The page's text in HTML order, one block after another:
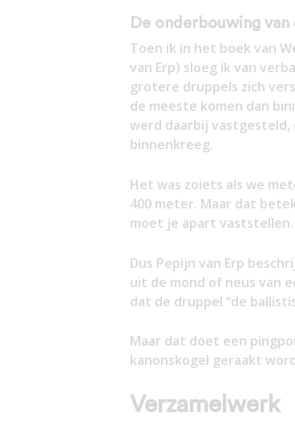
De onderbouwing van
Toen ik in het boek van
van Erp) sloeg ik van
grotere druppels zich
de meeste komen dan
werd daarbij vastgesteld,
binnenkreeg.
Het was zoiets als we
400 meter. Maar dat
moet je apart vaststellen.
Dus Pepijn van Erp
uit de mond of neus van
dat de druppel “de
Maar dat doet een
kanonskogel geraakt
Verzamelwerk